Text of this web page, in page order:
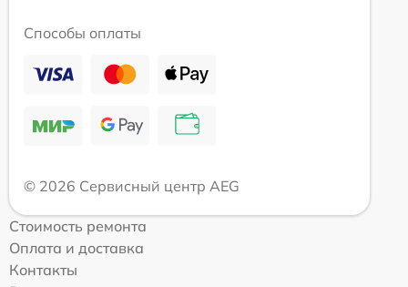
Способы оплаты
© 2026 Сервисный центр AEG
Стоимость ремонта
Оплата и доставка
Контакты